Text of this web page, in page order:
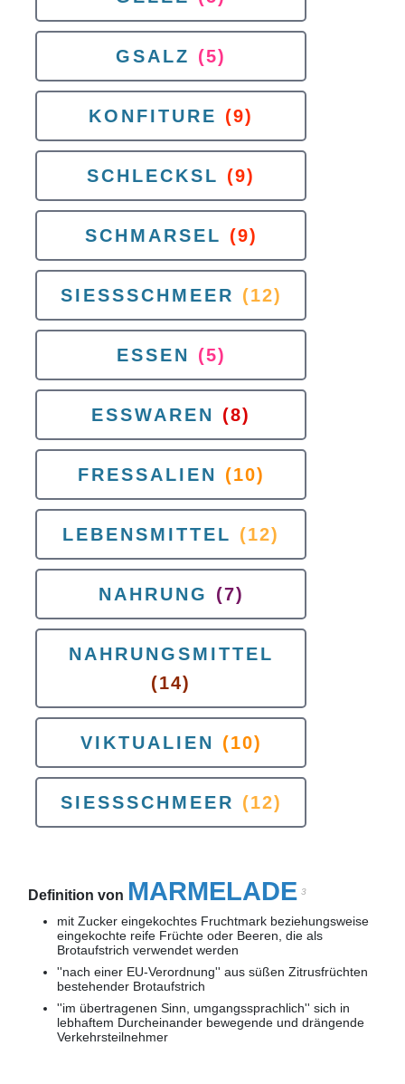
GSALZ (5)
KONFITURE (9)
SCHLECKSL (9)
SCHMARSEL (9)
SIESSSCHMEER (12)
ESSEN (5)
ESSWAREN (8)
FRESSALIEN (10)
LEBENSMITTEL (12)
NAHRUNG (7)
NAHRUNGSMITTEL
(14)
VIKTUALIEN (10)
SIESSSCHMEER (12)
Definition von MARMELADE 3
mit Zucker eingekochtes Fruchtmark beziehungsweise
eingekochte reife Früchte oder Beeren, die als
Brotaufstrich verwendet werden
''nach einer EU-Verordnung'' aus süßen Zitrusfrüchten
bestehender Brotaufstrich
''im übertragenen Sinn, umgangssprachlich'' sich in
lebhaftem Durcheinander bewegende und drängende
Verkehrsteilnehmer